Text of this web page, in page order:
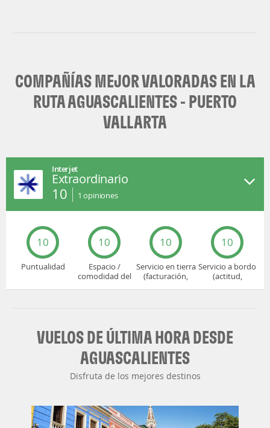
COMPAÑÍAS MEJOR VALORADAS EN LA
RUTA AGUASCALIENTES - PUERTO
VALLARTA
Interjet
Extraordinario
10 1 opiniones
10
Puntualidad
10
Espacio /
comodidad del
10
Servicio en tierra
(facturación,
10
Servicio a bordo
(actitud,
VUELOS DE ÚLTIMA HORA DESDE
AGUASCALIENTES
Disfruta de los mejores destinos